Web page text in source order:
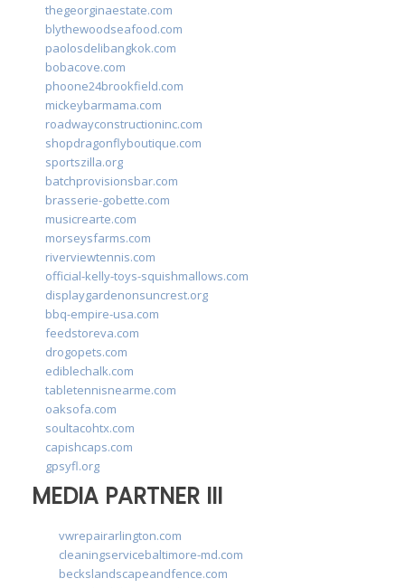
thegeorginaestate.com
blythewoodseafood.com
paolosdelibangkok.com
bobacove.com
phoone24brookfield.com
mickeybarmama.com
roadwayconstructioninc.com
shopdragonflyboutique.com
sportszilla.org
batchprovisionsbar.com
brasserie-gobette.com
musicrearte.com
morseysfarms.com
riverviewtennis.com
official-kelly-toys-squishmallows.com
displaygardenonsuncrest.org
bbq-empire-usa.com
feedstoreva.com
drogopets.com
ediblechalk.com
tabletennisnearme.com
oaksofa.com
soultacohtx.com
capishcaps.com
gpsyfl.org
MEDIA PARTNER III
vwrepairarlington.com
cleaningservicebaltimore-md.com
beckslandscapeandfence.com